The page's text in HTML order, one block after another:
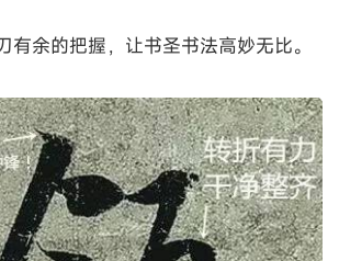
有余的把握，让书圣书法高妙无比。